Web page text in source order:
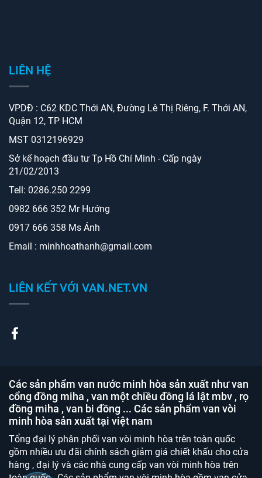
Các sản phẩm van nước minh hòa sản xuất như van
cổng đồng miha , van một chiều đồng lá lật mbv , rọ
đồng miha , van bi đồng ... Các sản phẩm van vòi
minh hòa sản xuất tại việt nam
Tổng đại lý phân phối van vòi minh hòa trên toàn quốc
gồm nhiều ưu đãi chính sách giảm giá chiết khấu cho cửa
hàng , đại lý và các nhà cung cấp van vòi minh hòa trên
LIÊN HỆ
VPDĐ : C62 KDC Thới AN, Đường Lê Thị Riêng, F. Thới AN,
Quận 12, TP HCM
MST 0312196929
Sở kế hoạch đầu tư Tp Hồ Chí Minh - Cấp ngày
21/02/2013
Tell: 0286.250 2299
0982 666 352 Mr Hướng
0917 666 358 Ms Ánh
Email : minhhoathanh@gmail.com
LIÊN KẾT VỚI VAN.NET.VN